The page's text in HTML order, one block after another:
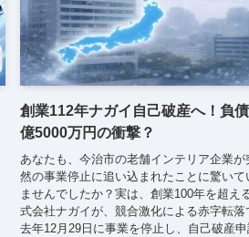
創業112年ナガイ自己破産へ！負
億5000万円の衝撃？
あなたも、今治市の老舗インテリア企業が
然の事業停止に追い込まれたことに驚いて
ませんでしたか？実は、創業100年を超え
式会社ナガイが、競合激化による赤字転落
去年12月29日に事業を停止し、自己破産